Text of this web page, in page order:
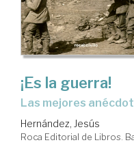
¡Es la guerra!
las mejores
Hernández, Jesús
Roca Editorial de Libros.